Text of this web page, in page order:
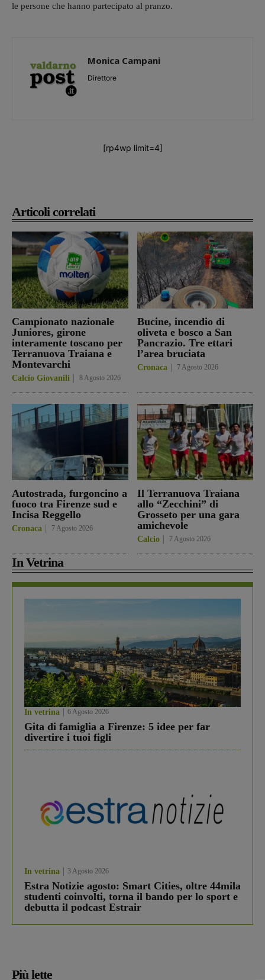
Articoli correlati
Campionato nazionale
Juniores, girone
interamente toscano per
Terranuova Traiana e
Montevarchi
Calcio Giovanili 8 Agosto 2026
Bucine, incendio di
oliveta e bosco a San
Pancrazio. Tre ettari
l’area bruciata
Cronaca 7 Agosto 2026
Autostrada, furgoncino a
fuoco tra Firenze sud e
Incisa Reggello
Cronaca 7 Agosto 2026
Il Terranuova Traiana
allo “Zecchini” di
Grosseto per una gara
amichevole
Calcio 7 Agosto 2026
In Vetrina
In vetrina 6 Agosto 2026
Gita di famiglia a Firenze: 5 idee per far
divertire i tuoi figli
In vetrina 3 Agosto 2026
Estra Notizie agosto: Smart Cities, oltre 44mila
studenti coinvolti, torna il bando per lo sport e
debutta il podcast Estrair
Più lette
le persone che hanno partecipato al pranzo.
Monica Campani
Direttore
[rp4wp limit=4]